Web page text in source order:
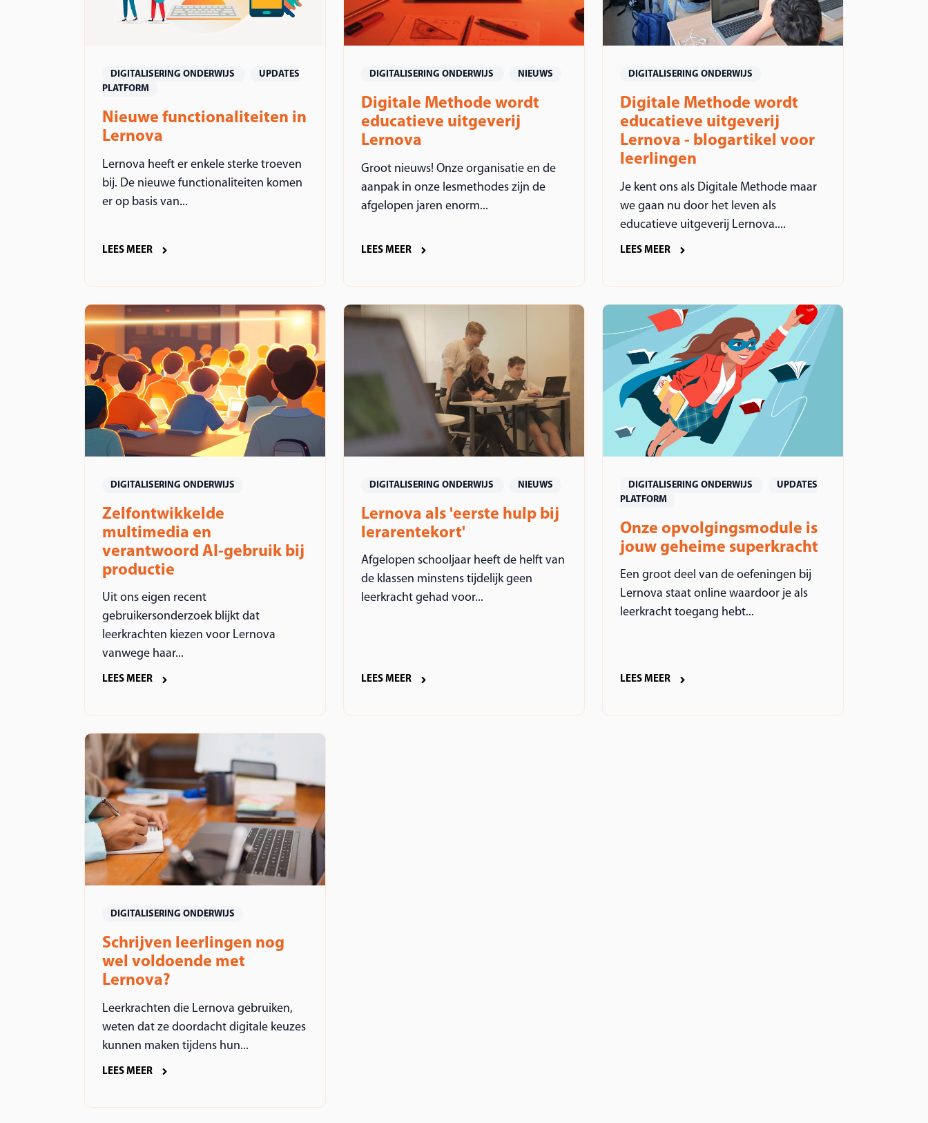
DIGITALISERING ONDERWIJS
UPDATES
PLATFORM
Nieuwe functionaliteiten in
Lernova
Lernova heeft er enkele sterke troeven
bij. De nieuwe functionaliteiten komen
er op basis van...
LEES MEER
DIGITALISERING ONDERWIJS NIEUWS
Digitale Methode wordt
educatieve uitgeverij
Lernova
Groot nieuws! Onze organisatie en de
aanpak in onze lesmethodes zijn de
afgelopen jaren enorm...
LEES MEER
DIGITALISERING ONDERWIJS
Digitale Methode wordt
educatieve uitgeverij
Lernova - blogartikel voor
leerlingen
Je kent ons als Digitale Methode maar
we gaan nu door het leven als
educatieve uitgeverij Lernova....
LEES MEER
DIGITALISERING ONDERWIJS
Zelfontwikkelde
multimedia en
verantwoord AI-gebruik bij
productie
Uit ons eigen recent
gebruikersonderzoek blijkt dat
leerkrachten kiezen voor Lernova
vanwege haar...
LEES MEER
DIGITALISERING ONDERWIJS NIEUWS
Lernova als 'eerste hulp bij
lerarentekort'
Afgelopen schooljaar heeft de helft van
de klassen minstens tijdelijk geen
leerkracht gehad voor...
LEES MEER
DIGITALISERING ONDERWIJS
UPDATES
PLATFORM
Onze opvolgingsmodule is
jouw geheime superkracht
Een groot deel van de oefeningen bij
Lernova staat online waardoor je als
leerkracht toegang hebt...
LEES MEER
DIGITALISERING ONDERWIJS
Schrijven leerlingen nog
wel voldoende met
Lernova?
Leerkrachten die Lernova gebruiken,
weten dat ze doordacht digitale keuzes
kunnen maken tijdens hun...
LEES MEER